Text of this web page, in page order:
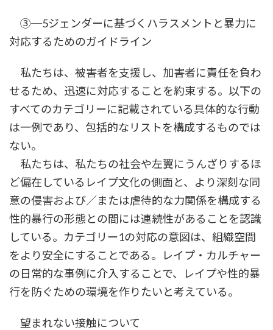
③─5ジェンダーに基づくハラスメントと暴力に
対応するためのガイドライン
私たちは、被害者を支援し、加害者に責任を負わ
せるため、迅速に対応することを約束する。以下の
すべてのカテゴリーに記載されている具体的な行動
は一例であり、包括的なリストを構成するものでは
ない。
私たちは、私たちの社会や左翼にうんざりするほ
ど偏在しているレイプ文化の側面と、より深刻な同
意の侵害および／または虐待的な力関係を構成する
性的暴行の形態との間には連続性があることを認識
している。カテゴリー1の対応の意図は、組織空間
をより安全にすることである。レイプ・カルチャー
の日常的な事例に介入することで、レイプや性的暴
行を防ぐための環境を作りたいと考えている。
望まれない接触について